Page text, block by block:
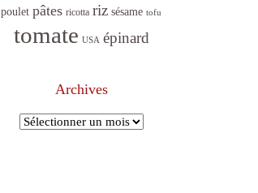
poulet pâtes ricotta riz sésame tofu
tomate USA épinard
Archives
Archives